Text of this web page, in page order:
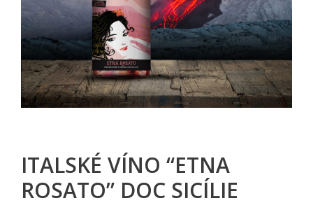
ITALSKÉ VÍNO “ETNA
ROSATO” DOC SICÍLIE